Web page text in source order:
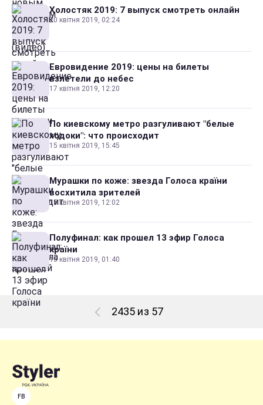
Холостяк 2019: 7 выпуск смотреть онлайн
20 квітня 2019, 02:24
Евровидение 2019: цены на билеты
взлетели до небес
17 квітня 2019, 12:20
По киевскому метро разгуливают "белые
ходоки": что происходит
15 квітня 2019, 15:45
Мурашки по коже: звезда Голоса країни
восхитила зрителей
15 квітня 2019, 12:02
Полуфинал: как прошел 13 эфир Голоса
країни
15 квітня 2019, 01:40
2435 из 57
FB